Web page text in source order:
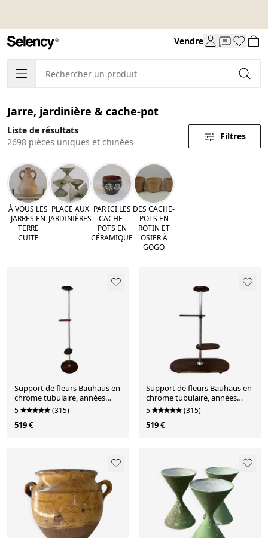
Vendre
Jarre, jardinière & cache-pot
Liste de résultats
2698 pièces uniques et chinées
Filtres
À VOUS LES
JARRES EN
TERRE
CUITE
PLACE AUX
JARDINIÈRES
PAR ICI LES
CACHE-
POTS EN
CÉRAMIQUE
DES CACHE-
POTS EN
ROTIN ET
OSIER À
GOGO
Support de fleurs Bauhaus en
chrome tubulaire, années
1940
5 (315)
519 €
Support de fleurs Bauhaus en
chrome tubulaire, années
1940.
5 (315)
519 €